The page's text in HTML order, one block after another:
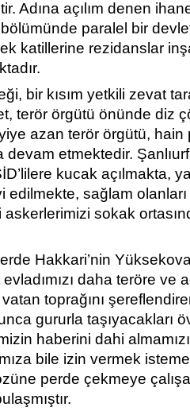
Adına açılım denen
paralel bir
katillerine rezidanslar
bir kısım yetkili zevat
terör örgütü önünde diz
azan terör örgütü, hain
devam etmektedir.
kucak açılmakta,
sağlam olanları
askerlerimizi sokak
Hakkari’nin
daha teröre ve
toprağını
gururla taşıyacakları
haberini dahi
bile izin vermek
perde çekmeye